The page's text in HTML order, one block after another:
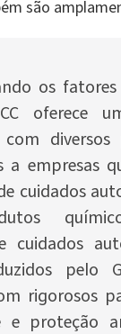
são
os
oferece
diversos
a empresas
cuidados
cuidados
pelo
rigorosos
e proteção